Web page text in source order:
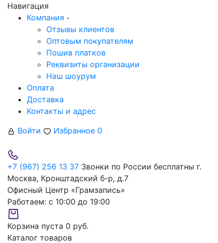
Навигация
Компания
Отзывы клиентов
Оптовым покупателям
Пошив платков
Реквизиты организации
Наш шоурум
Оплата
Доставка
Контакты и адрес
Войти
Избранное 0
+7 (967) 256 13 37 Звонки по России бесплатны г.
Москва, Кронштадский б-р, д.7
Офисный Центр «Грамзапись»
Работаем: с 10:00 до 19:00
Корзина пуста 0 руб.
Каталог товаров